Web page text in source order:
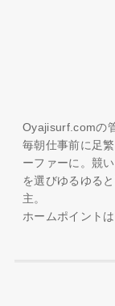
Oyajisurf.comの
毎朝仕事前に足
ーファーに。競
を選びゆるゆる
主。
ホームポイント